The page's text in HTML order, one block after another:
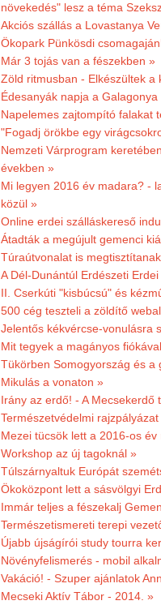
növekedés" lesz a téma
Akciós szállás a Lovastanya
Ökopark Pünkösdi
Már 3 tojás van a fészekben »
Zöld ritmusban - Elkészültek
Édesanyák napja a
Napelemes zajtompító falakat
"Fogadj örökbe egy
Nemzeti Várprogram
években »
Mi legyen 2016 év madara? -
közül »
Online erdei szálláskereső
Átadták a megújult gemenci
Túraútvonalat is
A Dél-Dunántúl Erdészeti
II. Cserkúti "kisbúcsú" és
500 cég teszteli a zöldítő
Jelentős kékvércse-vonulásra
Mit tegyek a magányos
Tükörben Somogyország és a
Mikulás a vonaton »
Irány az erdő! - A
Természetvédelmi
Mezei tücsök lett a 2016-os év
Workshop az új tagoknál »
Túlszárnyaltuk Európát
Ökoközpont lett a sásvölgyi
Immár teljes a fészekalj
Természetismereti terepi
Újabb újságírói study tourra
Növényfelismerés - mobil
Vakáció! - Szuper ajánlatok
Mecseki Aktív Tábor - 2014. »